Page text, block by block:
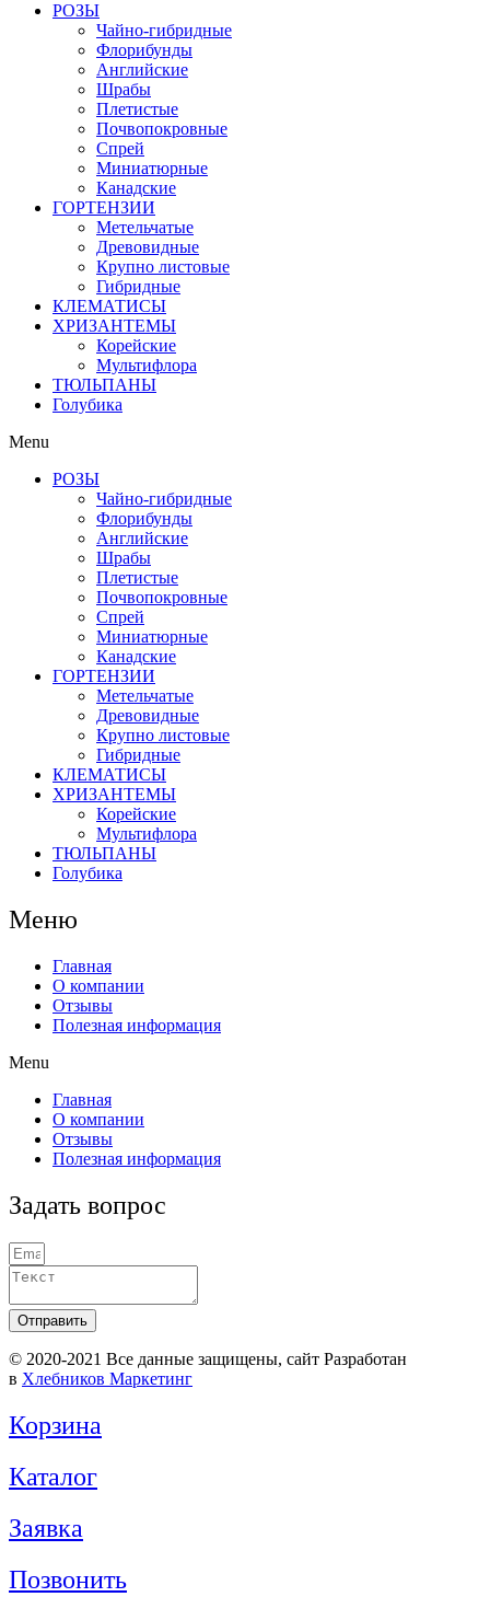
РОЗЫ
Чайно-гибридные
Флорибунды
Английские
Шрабы
Плетистые
Почвопокровные
Спрей
Миниатюрные
Канадские
ГОРТЕНЗИИ
Метельчатые
Древовидные
Крупно листовые
Гибридные
КЛЕМАТИСЫ
ХРИЗАНТЕМЫ
Корейские
Мультифлора
ТЮЛЬПАНЫ
Голубика
Menu
РОЗЫ
Чайно-гибридные
Флорибунды
Английские
Шрабы
Плетистые
Почвопокровные
Спрей
Миниатюрные
Канадские
ГОРТЕНЗИИ
Метельчатые
Древовидные
Крупно листовые
Гибридные
КЛЕМАТИСЫ
ХРИЗАНТЕМЫ
Корейские
Мультифлора
ТЮЛЬПАНЫ
Голубика
Меню
Главная
О компании
Отзывы
Полезная информация
Menu
Главная
О компании
Отзывы
Полезная информация
Задать вопрос
Отправить
© 2020-2021 Вcе данные защищены, сайт Разработан
в Хлебников Маркетинг
Корзина
Каталог
Заявка
Позвонить